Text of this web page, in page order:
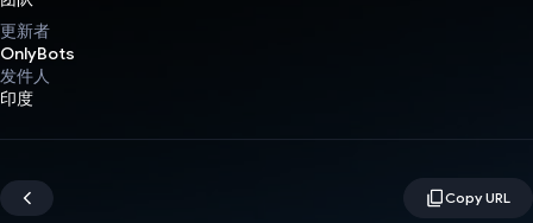
更新者
OnlyBots
发件人
印度